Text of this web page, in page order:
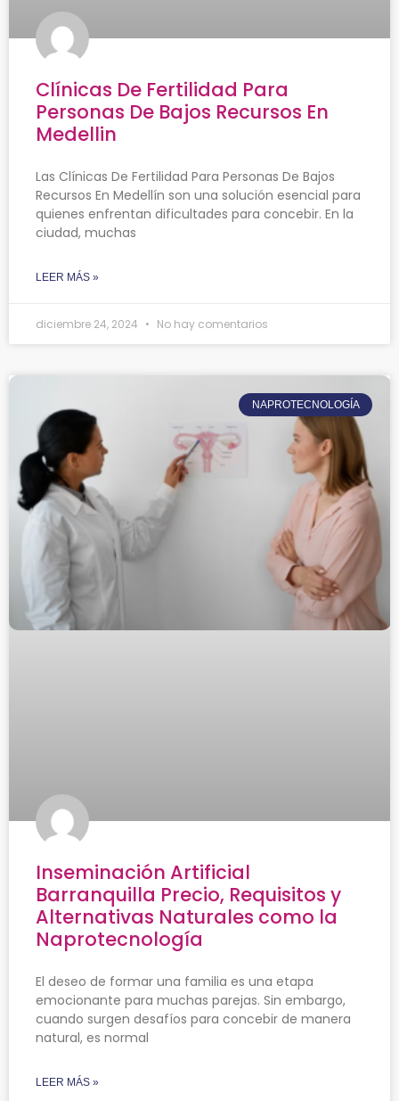
Clínicas De Fertilidad Para
Personas De Bajos Recursos En
Medellin
Las Clínicas De Fertilidad Para Personas De Bajos
Recursos En Medellín son una solución esencial para
quienes enfrentan dificultades para concebir. En la
ciudad, muchas
LEER MÁS »
diciembre 24, 2024 No hay comentarios
NAPROTECNOLOGÍA
Inseminación Artificial
Barranquilla Precio, Requisitos y
Alternativas Naturales como la
Naprotecnología
El deseo de formar una familia es una etapa
emocionante para muchas parejas. Sin embargo,
cuando surgen desafíos para concebir de manera
natural, es normal
LEER MÁS »